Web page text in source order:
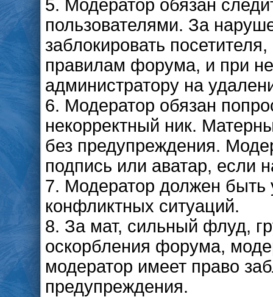
5. Модератор обязан
пользователями. За
заблокировать
правилам форума, и при
администратору на
6. Модератор обязан
некорректный ник.
без предупреждения.
подпись или аватар, если
7. Модератор должен
конфликтных ситуаций.
8. За мат, сильный флуд,
оскорбления форума,
модератор имеет право
предупреждения.